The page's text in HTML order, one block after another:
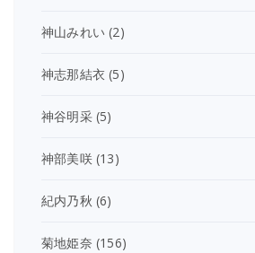
神山みれい (2)
神志那結衣 (5)
神谷明采(5)
神部美咲(13)
紀内乃秋 (6)
菊地姫奈 (156)